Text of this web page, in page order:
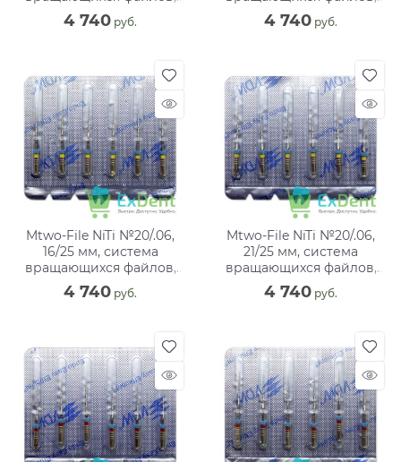
блистер (6 шт)
4 740 руб.
блистер (6 шт)
4 740 руб.
Mtwo-File NiTi №20/.06,
16/25 мм, система
вращающихся файлов,
блистер (6 шт)
4 740 руб.
Mtwo-File NiTi №20/.06,
21/25 мм, система
вращающихся файлов,
блистер (6 шт)
4 740 руб.